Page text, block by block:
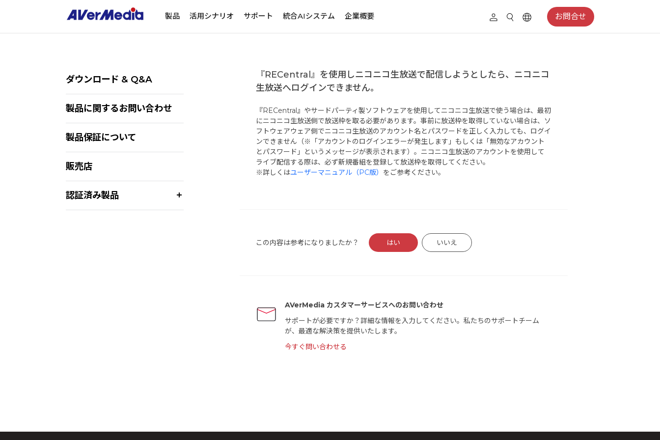
製品 活用シナリオ サポート 統合AIシステム 企業概要 お問合せ
ダウンロード & Q&A
製品に関するお問い合わせ
製品保証について
販売店
認証済み製品
『RECentral』を使用しニコニコ生放送で配信しようとしたら、ニコニコ
生放送へログインできません。
『RECentral』やサードパーティ製ソフトウェアを使用してニコニコ生放送で使う場合は、最初
にニコニコ生放送側で放送枠を取る必要があります。事前に放送枠を取得していない場合は、ソ
フトウェアウェア側でニコニコ生放送のアカウント名とパスワードを正しく入力しても、ログイ
ンできません（※「アカウントのログインエラーが発生します」もしくは「無効なアカウント
とパスワード」というメッセージが表示されます）。ニコニコ生放送のアカウントを使用して
ライブ配信する際は、必ず新規番組を登録して放送枠を取得してください。
※詳しくはユーザーマニュアル（PC版） をご参考ください。
この内容は参考になりましたか？ はい いいえ
AVerMedia カスタマーサービスへのお問い合わせ
サポートが必要ですか？詳細な情報を入力してください。私たちのサポートチーム
が、最適な解決策を提供いたします。
今すぐ問い合わせる